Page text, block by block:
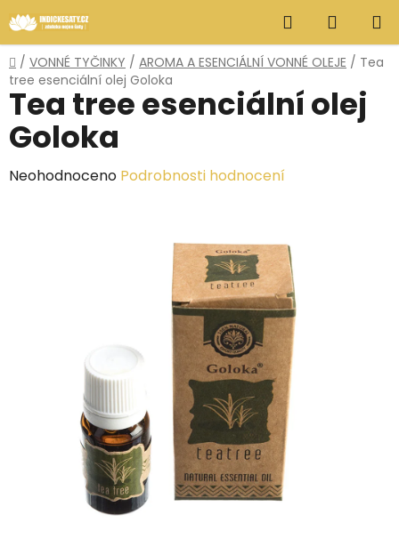
na
obsah
Hledat
KOŠÍK
Domů
/ VONNÉ TYČINKY / AROMA A ESENCIÁLNÍ VONNÉ OLEJE / Tea
tree esenciální olej Goloka
Tea tree esenciální olej
Goloka
Průměrné
Neohodnoceno Podrobnosti hodnocení